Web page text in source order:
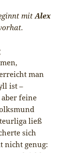
mitAlex
man
ist –
feine
ließ
sich
nicht genug: